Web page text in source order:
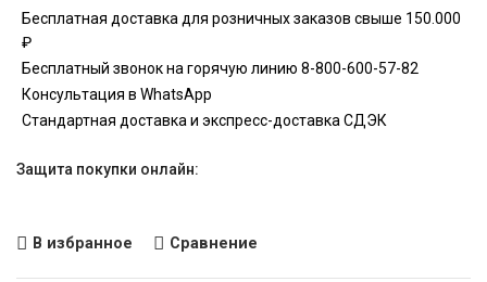
Бесплатная доставка для розничных заказов свыше 150.000
₽
Бесплатный звонок на горячую линию 8-800-600-57-82
Консультация в WhatsApp
Стандартная доставка и экспресс-доставка СДЭК
Защита покупки онлайн:
В избранное Сравнение